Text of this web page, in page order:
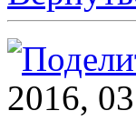
2016,